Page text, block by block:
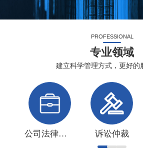
PROFESSIONAL
专业领域
建立科学管理方式，更好的
公司法律事务 诉讼仲裁